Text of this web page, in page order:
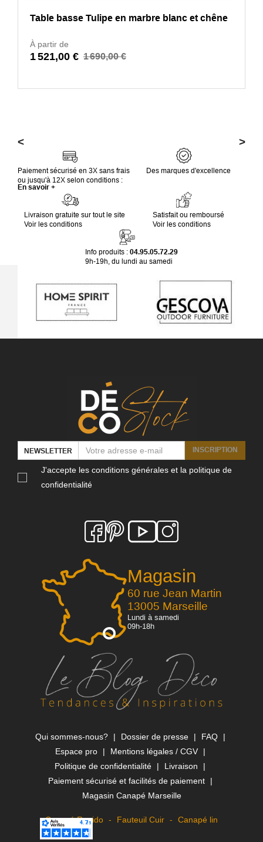
Table basse Tulipe en marbre blanc et chêne
À partir de
1 521,00 € 1 690,00 €
< >
Paiement sécurisé en 3X sans frais
ou jusqu'à 12X selon conditions :
En savoir +
Des marques d'excellence
Livraison gratuite sur tout le site
Voir les conditions
Satisfait ou remboursé
Voir les conditions
Info produits : 04.95.05.72.29
9h-19h, du lundi au samedi
Magasin
60 rue Jean Martin
13005 Marseille
Lundi à samedi
09h-18h
NEWSLETTER INSCRIPTION
J'accepte les conditions générales et la politique de
confidentialité
Qui sommes-nous? Dossier de presse
FAQ
Espace pro
Mentions légales / CGV
Politique de confidentialité
Livraison
Paiement sécurisé et facilités de paiement
Magasin Canapé Marseille
Canapé Rapido Fauteuil Cuir Canapé lin